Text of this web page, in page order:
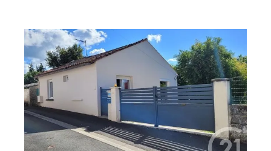
SAINTES 17
56 m2, 4 pièces
Ref : 5501
Maison à vendre
150 000 €
Visiter le site dédié